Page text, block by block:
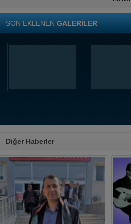
SON EKLENEN GALERİLER
Diğer Haberler